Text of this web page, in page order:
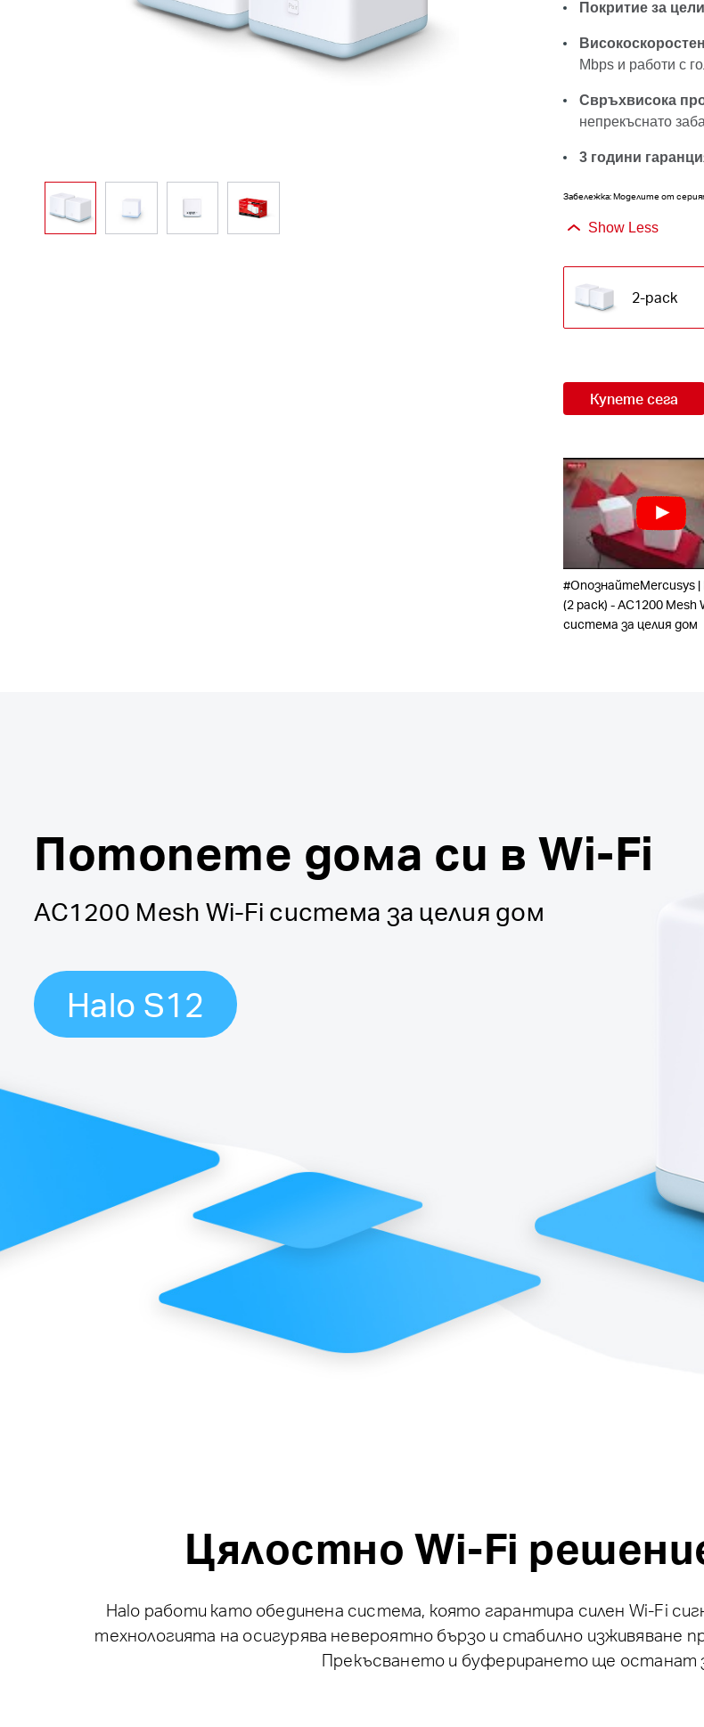
Покритие за
Mbps и работи с
Свръхвисока
непрекъснато
3 години
Забележка: Моделите от
Show Less
2-pack
Купете сега
#ОпознайтеMercusys |
(2 pack) - AC1200 Mesh
система за целия дом
Потопете дома си в Wi-Fi
AC1200 Mesh Wi-Fi система за целия дом
Halo S12
Цялостно Wi-Fi
Halo работи като обединена система, която гарантира силен Wi-Fi
технологията на осигурява невероятно бързо и стабилно изживяване
Прекъсването и буферирането ще останат